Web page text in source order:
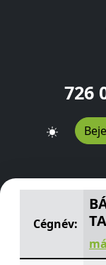
726
BÁTASZÉK ÉS
Cégnév: